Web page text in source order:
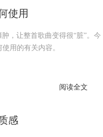
使用
，让整首歌曲变得很“脏”。今
用的有关内容。
阅读全文
感